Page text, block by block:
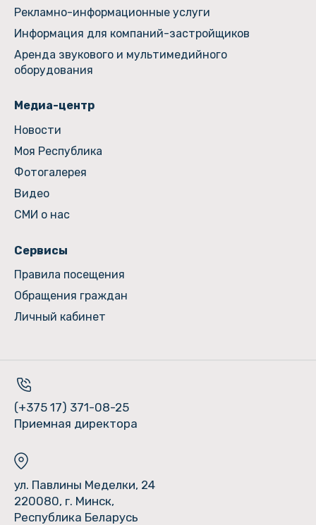
Рекламно-информационные услуги
Информация для компаний-застройщиков
Аренда звукового и мультимедийного
оборудования
Медиа-центр
Новости
Моя Республика
Фотогалерея
Видео
СМИ о нас
Сервисы
Правила посещения
Обращения граждан
Личный кабинет
(+375 17) 371-08-25
Приемная директора
ул. Павлины Меделки, 24
220080, г. Минск,
Республика Беларусь